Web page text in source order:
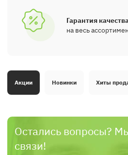
Гарантия качества
на весь
Акции Новинки Хиты
Остались вопросы?
связи!